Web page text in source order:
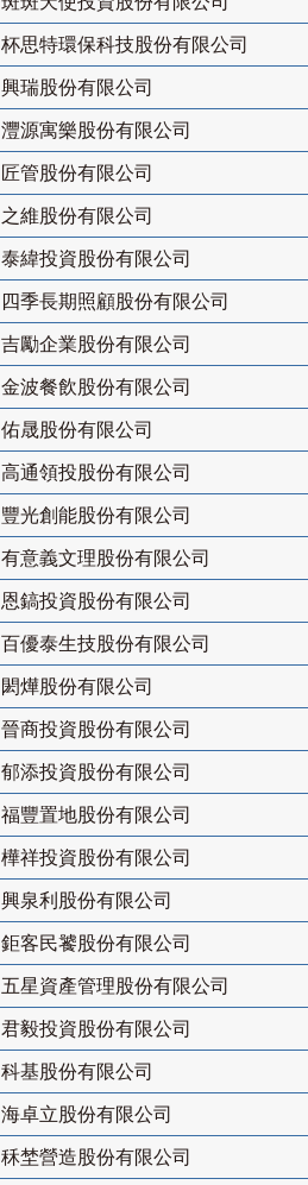
杯思特環保科技股份有限公司
興瑞股份有限公司
灃源寓樂股份有限公司
匠管股份有限公司
之維股份有限公司
泰緯投資股份有限公司
四季長期照顧股份有限公司
吉勵企業股份有限公司
金波餐飲股份有限公司
佑晟股份有限公司
高通領投股份有限公司
豐光創能股份有限公司
有意義文理股份有限公司
恩鎬投資股份有限公司
百優泰生技股份有限公司
閎燁股份有限公司
晉商投資股份有限公司
郁添投資股份有限公司
福豐置地股份有限公司
樺祥投資股份有限公司
興泉利股份有限公司
鉅客民饕股份有限公司
五星資產管理股份有限公司
君毅投資股份有限公司
科基股份有限公司
海卓立股份有限公司
秝埜營造股份有限公司